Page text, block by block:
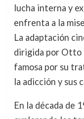
lucha interna y
enfrenta a la
La adaptación
dirigida por Otto
famosa por su
la adicción y sus
En la década de